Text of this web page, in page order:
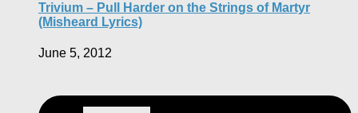
Trivium – Pull Harder on the Strings of Martyr
(Misheard Lyrics)
June 5, 2012